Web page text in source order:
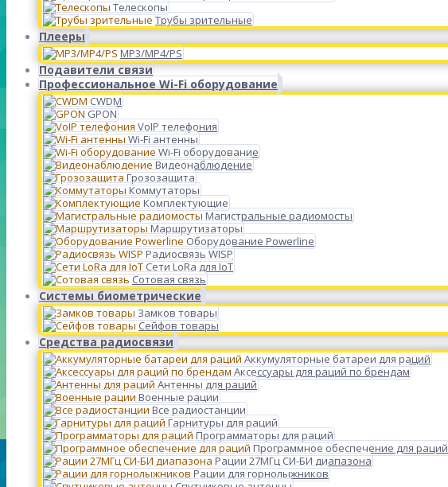
Телескопы
Трубы зрительные
Плееры
MP3/MP4/PS
Подавители связи
Профессиональное Wi-Fi оборудование
CWDM
GPON
VoIP телефония
Wi-Fi антенны
Wi-Fi оборудование
Видеонаблюдение
Грозозащита
Коммутаторы
Комплектующие
Магистральные радиомосты
Маршрутизаторы
Оборудование Powerline
Радиосвязь WISP
Сети LoRa для IoT
Сотовая связь
Системы биометрические
Замков товары
Сейфов товары
Средства радиосвязи
Аккумуляторные батареи для раций
Аксессуары для раций по брендам
Антенны для раций
Военные рации
Все радиостанции
Гарнитуры для раций
Программаторы для раций
Программное обеспечение для раций
Рации 27МГц СИ-БИ диапазона
Рации для горнолыжников